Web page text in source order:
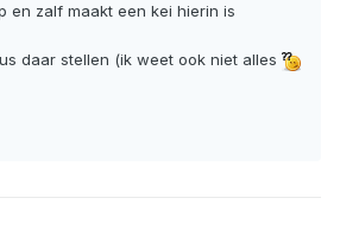
en zalf maakt een kei hierin is
daar stellen (ik weet ook niet alles